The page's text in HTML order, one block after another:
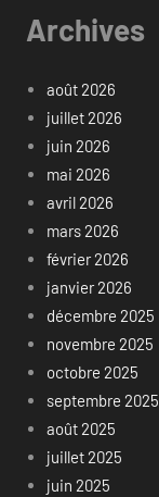
Archives
août 2026
juillet 2026
juin 2026
mai 2026
avril 2026
mars 2026
février 2026
janvier 2026
décembre 2025
novembre 2025
octobre 2025
septembre 2025
août 2025
juillet 2025
juin 2025